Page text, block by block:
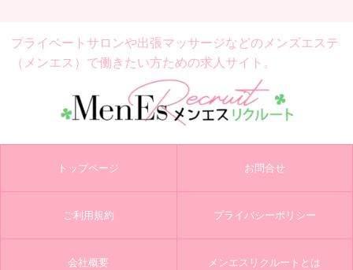
プライベートサロンや出張マッサージなどの メンズエステ
（メンエス）で働きたい方ための求人サイト。
トップページ お問合せ
ご利用規約 プライバシーポリシー
会社概要 メンエスリクルートとは